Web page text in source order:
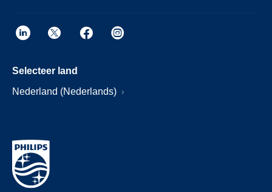
Selecteer land
Nederland (Nederlands)